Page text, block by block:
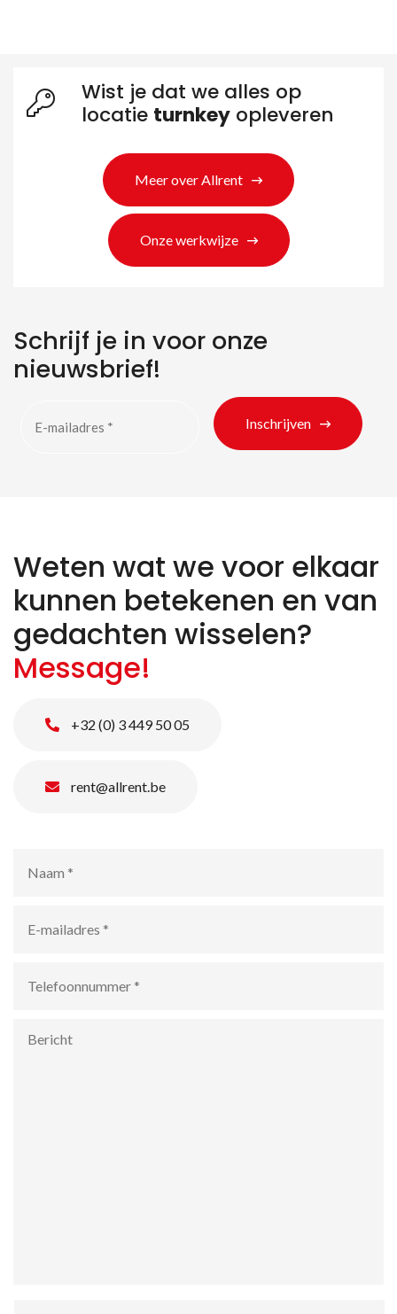
Wist je dat we alles op
locatie turnkey opleveren
Meer over Allrent
Onze werkwijze
Schrijf je in voor onze
nieuwsbrief!
Inschrijven
Weten wat we voor elkaar
kunnen betekenen en van
gedachten wisselen?
Message!
+32 (0) 3 449 50 05
rent@allrent.be
mailadres *
Zoeken naar producten